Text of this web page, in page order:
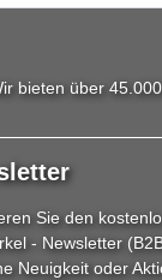
bieten über
Sie den
- Newsletter
Neuigkeit oder